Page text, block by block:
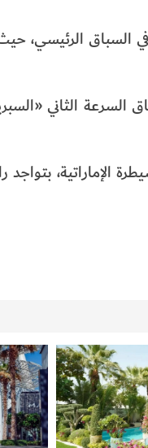
السباق الرئيسي،
في سباق السرعة
الثاني، واكتملت السيطرة